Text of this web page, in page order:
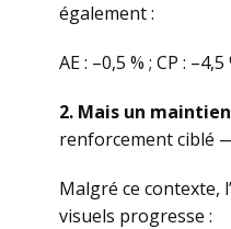
également :
AE : –0,5 % ; CP : –4,5
2. Mais un maintien
renforcement ciblé
Malgré ce contexte,
visuels progresse :